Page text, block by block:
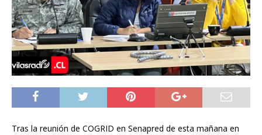
Tras la reunión de COGRID en Senapred de esta mañana en